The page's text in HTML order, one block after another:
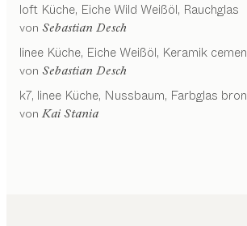
loft Küche Eiche Wild Weißöl, Rauchglas
von Sebastian Desch
linee Küche Eiche Weißöl, Keramik
von Sebastian Desch
k7, linee Küche Nussbaum, Farbglas
von Kai Stania